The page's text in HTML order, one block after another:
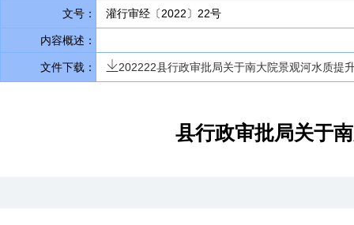
文号： 灌行审经〔2022〕22号
内容概述：
文件下载： 202222县行政审批局关于南大院景观河水质提
县行政审批局关于